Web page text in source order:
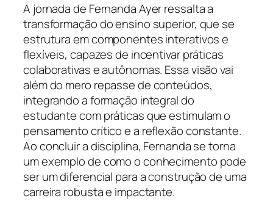
A jornada de Fernanda Ayer ressalta a
transformação do ensino superior, que se
estrutura em componentes interativos e
flexíveis, capazes de incentivar práticas
colaborativas e autônomas. Essa visão vai
além do mero repasse de conteúdos,
integrando a formação integral do
estudante com práticas que estimulam o
pensamento crítico e a reflexão constante.
Ao concluir a disciplina, Fernanda se torna
um exemplo de como o conhecimento pode
ser um diferencial para a construção de uma
carreira robusta e impactante.